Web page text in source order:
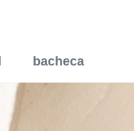
bacheca